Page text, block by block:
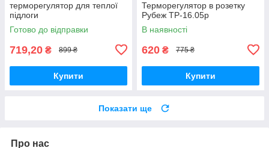
терморегулятор для теплої
підлоги
Готово до відправки
719,20 ₴ 899 ₴
Купити
Терморегулятор в розетку
Рубеж ТР-16.05р
В наявності
620 ₴ 775 ₴
Купити
Показати ще
Про нас